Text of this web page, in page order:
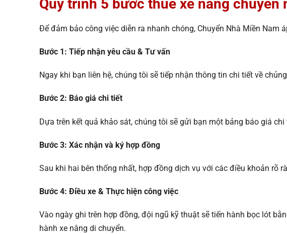
Quy trình 5 bước thuê xe nâng chuyển
Để đảm bảo công việc diễn ra nhanh chóng, Chuyển Nhà Miền Nam
Bước 1: Tiếp nhận yêu cầu & Tư vấn
Ngay khi bạn liên hệ, chúng tôi sẽ tiếp nhận thông tin chi tiết về
Bước 2: Báo giá chi tiết
Dựa trên kết quả khảo sát, chúng tôi sẽ gửi bạn một bảng báo giá
Bước 3: Xác nhận và ký hợp đồng
Sau khi hai bên thống nhất, hợp đồng dịch vụ với các điều khoản rõ
Bước 4: Điều xe & Thực hiện công việc
Vào ngày ghi trên hợp đồng, đội ngũ kỹ thuật sẽ tiến hành bọc lót
hành xe nâng di chuyển.